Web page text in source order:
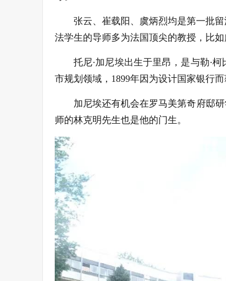
张云、崔载阳、虞炳烈均是第一批
法学生的导师多为法国顶尖的教授，比如
托尼·加尼埃出生于里昂，是与勒·
市规划领域，1899年因为设计国家银行
加尼埃还有机会在罗马美第奇府邸
师的林克明先生也是他的门生。